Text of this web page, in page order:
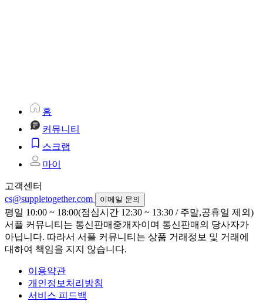
홈
커뮤니티
스크랩
마이
고객센터
cs@suppletogether.com
이메일 문의
평일 10:00 ~ 18:00(점심시간 12:30 ~ 13:30 / 주말,공휴일 제외)
서플 커뮤니티는 통신판매중개자이며 통신판매의 당사자가
아닙니다. 따라서 서플 커뮤니티는 상품 거래정보 및 거래에
대하여 책임을 지지 않습니다.
이용약관
개인정보처리방침
서비스 피드백